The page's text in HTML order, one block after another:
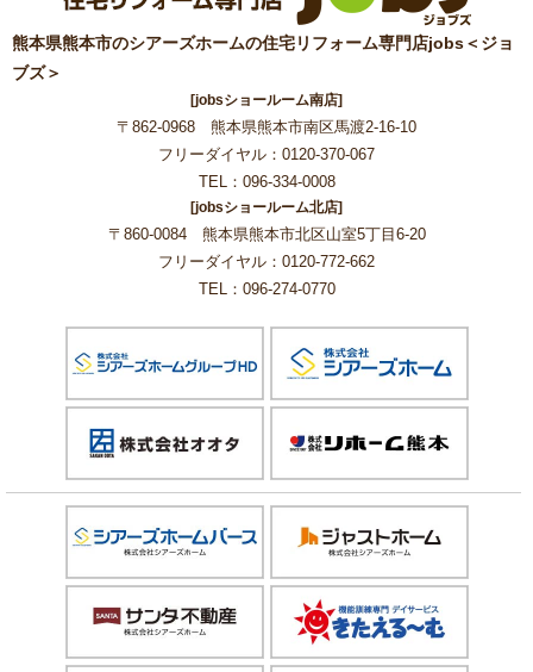
熊本県熊本市のシアーズホームの住宅リフォーム専門店jobs＜ジョ
ブズ＞
[jobsショールーム南店]
〒862-0968 熊本県熊本市南区馬渡2-16-10
フリーダイヤル：0120-370-067
TEL：096-334-0008
[jobsショールーム北店]
〒860-0084 熊本県熊本市北区山室5丁目6-20
フリーダイヤル：0120-772-662
TEL：096-274-0770